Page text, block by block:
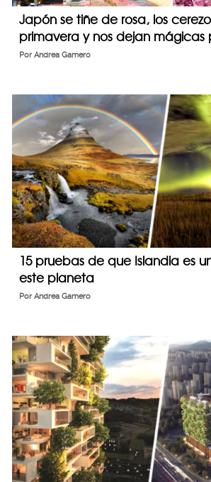
Japón se tiñe de rosa, los
primavera y nos dejan mágicas
Por Andrea Gamero
15 pruebas de que Islandia es
este planeta
Por Andrea Gamero